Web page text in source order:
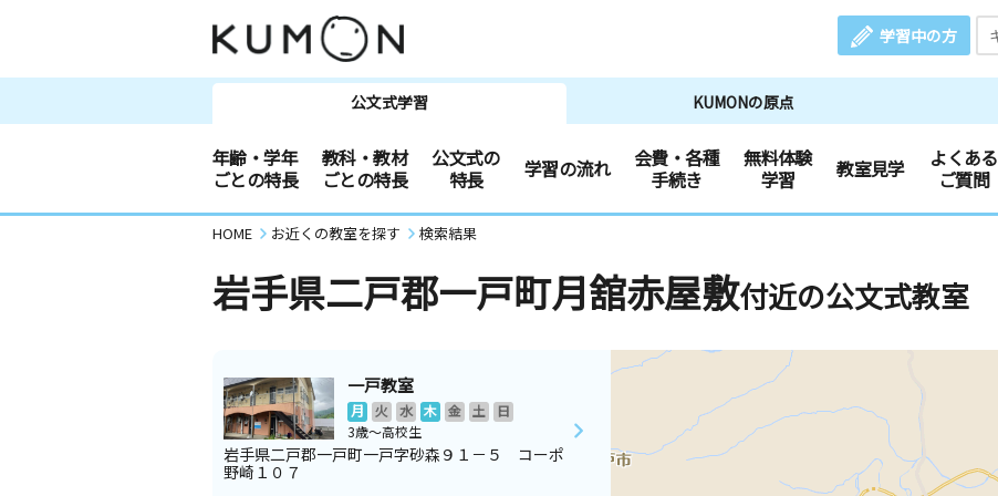
学習中の方
公文式学習 KUMONの原点
年齢・学年
ごとの特長
教科・教材
ごとの特長
公文式の
特長
学習の流れ
会費・各種
手続き
無料体験
学習
教室見学
よくある
ご質問
HOME お近くの教室を探す 検索結果
岩手県二戸郡一戸町月舘赤屋敷付近の公文式教室
一戸教室
月 火 水 木 金 土
日
3歳～高校生
岩手県二戸郡一戸町一戸字砂森９１－５ コーポ
野崎１０７